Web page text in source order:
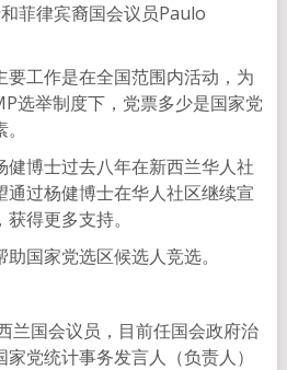
菲律宾裔国会议员Paulo
作是在全国范围内活动，为
选举制度下，党票多少是国家党
士过去八年在新西兰华人社
通过杨健博士在华人社区继续宣
得更多支持。
国家党选区候选人竞选。
兰国会议员，目前任国会政府治
党统计事务发言人（负责人）